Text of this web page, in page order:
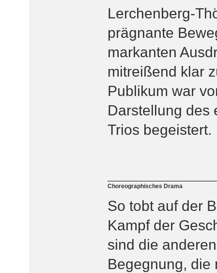
Lerchenberg-
prägnante
markanten
mitreißend klar
Publikum war
Darstellung des
Trios begeistert.
Choreographisches Drama
So tobt auf der
Kampf der
sind die
Begegnung, die